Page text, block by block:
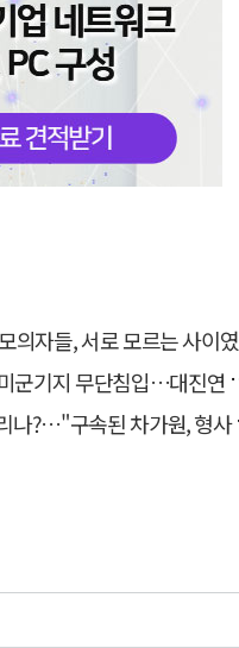
, 서로 모르는 사이였다…檢송치
무단침입…대진연 회원 3명 '구속'
구속된 차가원, 형사 범죄 영역"